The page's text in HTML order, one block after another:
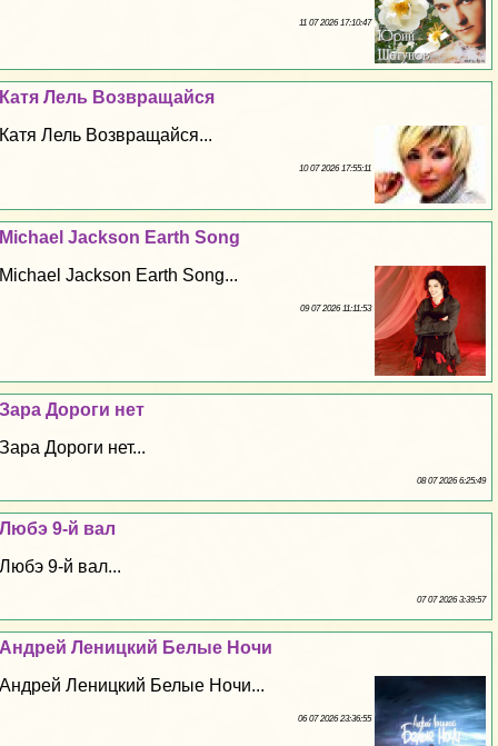
11 07 2026 17:10:47
Катя Лель Возвращайся
Катя Лель Возвращайся...
10 07 2026 17:55:11
Michael Jackson Earth Song
Michael Jackson Earth Song...
09 07 2026 11:11:53
Зара Дороги нет
Зара Дороги нет...
08 07 2026 6:25:49
Любэ 9-й вал
Любэ 9-й вал...
07 07 2026 3:39:57
Андрей Леницкий Белые Ночи
Андрей Леницкий Белые Ночи...
06 07 2026 23:36:55